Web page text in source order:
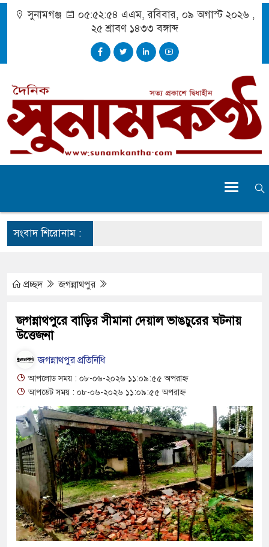
সুনামগঞ্জ ০৫:৫২:৫৫ এএম, রবিবার, ০৯ অগাস্ট ২০২৬ ,
২৫ শ্রাবণ ১৪৩৩ বঙ্গাব্দ
সংবাদ শিরোনাম :
নিশ্চিতের নির্দেশ
বাউসা-কেশবপুর গ্রাম
শত শত শিক্ষার্থীর
প্রচ্ছদ জগন্নাথপুর
জগন্নাথপুরে বাড়ির সীমানা দেয়াল ভাঙচুরের ঘটনায়
উত্তেজনা
জগন্নাথপুর প্রতিনিধি
আপলোড সময় : ০৮-০৬-২০২৬ ১১:০৯:৫৫ অপরাহ্ন
আপডেট সময় : ০৮-০৬-২০২৬ ১১:০৯:৫৫ অপরাহ্ন